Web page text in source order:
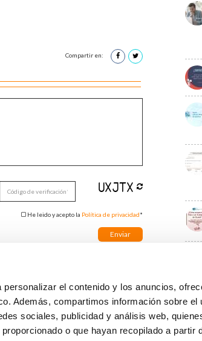
el contenido y los anuncios,
Además, compartimos información sobre el
sociales, publicidad y análisis web,
o que hayan recopilado a partir
Compartir en:
He leido y acepto la Política de privacidad*